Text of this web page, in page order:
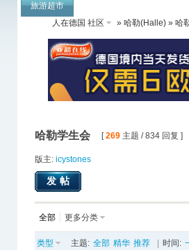
旅游超市
人在德国 社区
» 哈勒(Halle) » 哈
哈勒学生会 [269 主题 / 834 回复 ]
版主: icystones
发帖
全部 更多分类
类型 主题: 全部 精华 推荐 时间: